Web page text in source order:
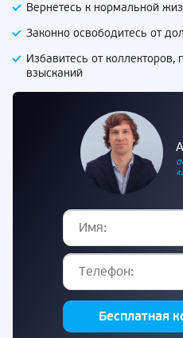
Вернетесь к нормальной
Законно освободитесь от
Избавитесь от коллекторов,
взысканий
Бесплатная